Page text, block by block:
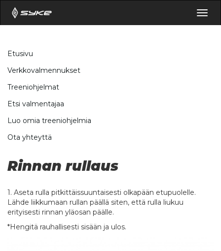
Etusivu
Verkkovalmennukset
Treeniohjelmat
Etsi valmentajaa
Luo omia treeniohjelmia
Ota yhteyttä
Rinnan rullaus
1. Aseta rulla pitkittäissuuntaisesti olkapään etupuolelle.
Lähde liikkumaan rullan päällä siten, että rulla liukuu
erityisesti rinnan yläosan päälle.
*Hengitä rauhallisesti sisään ja ulos.